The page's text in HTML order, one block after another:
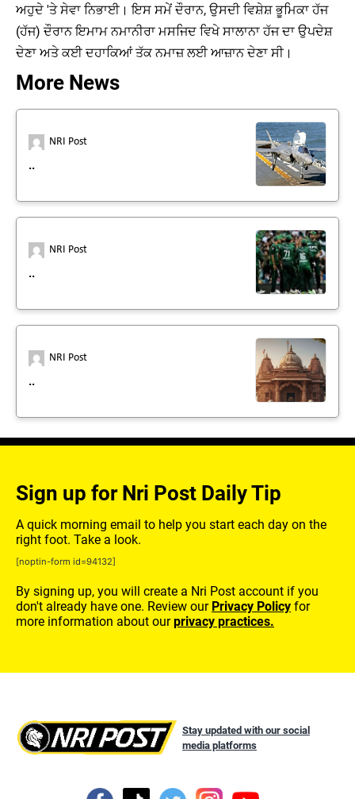
ਅਹੁਦੇ 'ਤੇ ਸੇਵਾ ਨਿਭਾਈ। ਇਸ ਸਮੇਂ ਦੌਰਾਨ, ਉਸਦੀ ਵਿਸ਼ੇਸ਼ ਭੂਮਿਕਾ ਹੱਜ
(ਹੱਜ) ਦੌਰਾਨ ਇਮਾਮ ਨਮਾਨੀਰਾ ਮਸਜਿਦ ਵਿਖੇ ਸਾਲਾਨਾ ਹੱਜ ਦਾ ਉਪਦੇਸ਼
ਦੇਣਾ ਅਤੇ ਕਈ ਦਹਾਕਿਆਂ ਤੱਕ ਨਮਾਜ਼ ਲਈ ਆਜ਼ਾਨ ਦੇਣਾ ਸੀ।
More News
NRI Post
..
NRI Post
..
NRI Post
..
Sign up for Nri Post Daily Tip
A quick morning email to help you start each day on the
right foot. Take a look.
[noptin-form id=94132]
By signing up, you will create a Nri Post account if you
don't already have one. Review our Privacy Policy for
more information about ourprivacy practices.
Stay updated with our social
media platforms